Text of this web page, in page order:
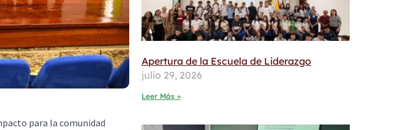
para la comunidad
Apertura de la Escuela de Liderazgo
julio 29, 2026
Leer Más »